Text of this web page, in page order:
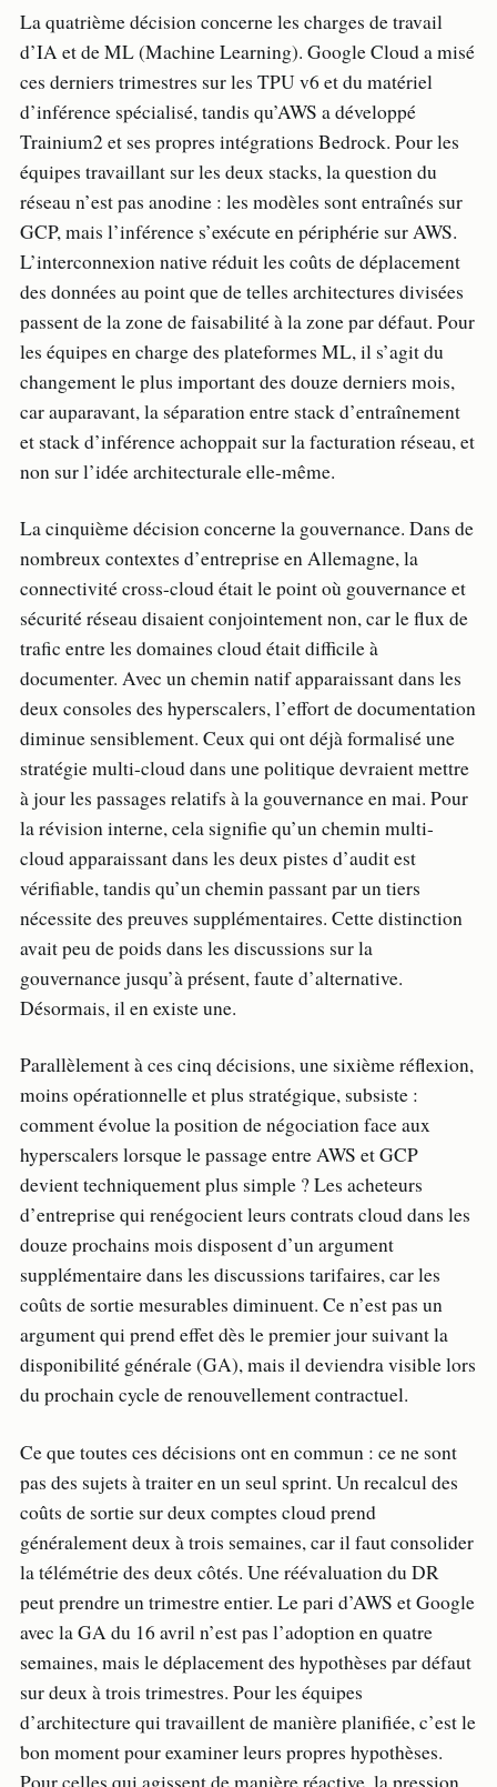
La quatrième décision concerne les charges de travail
d’IA et de ML (Machine Learning). Google Cloud a misé
ces derniers trimestres sur les TPU v6 et du matériel
d’inférence spécialisé, tandis qu’AWS a développé
Trainium2 et ses propres intégrations Bedrock. Pour les
équipes travaillant sur les deux stacks, la question du
réseau n’est pas anodine : les modèles sont entraînés sur
GCP, mais l’inférence s’exécute en périphérie sur AWS.
L’interconnexion native réduit les coûts de déplacement
des données au point que de telles architectures divisées
passent de la zone de faisabilité à la zone par défaut. Pour
les équipes en charge des plateformes ML, il s’agit du
changement le plus important des douze derniers mois,
car auparavant, la séparation entre stack d’entraînement
et stack d’inférence achoppait sur la facturation réseau, et
non sur l’idée architecturale elle-même.
La cinquième décision concerne la gouvernance. Dans de
nombreux contextes d’entreprise en Allemagne, la
connectivité cross-cloud était le point où gouvernance et
sécurité réseau disaient conjointement non, car le flux de
trafic entre les domaines cloud était difficile à
documenter. Avec un chemin natif apparaissant dans les
deux consoles des hyperscalers, l’effort de documentation
diminue sensiblement. Ceux qui ont déjà formalisé une
stratégie multi-cloud dans une politique devraient mettre
à jour les passages relatifs à la gouvernance en mai. Pour
la révision interne, cela signifie qu’un chemin multi-
cloud apparaissant dans les deux pistes d’audit est
vérifiable, tandis qu’un chemin passant par un tiers
nécessite des preuves supplémentaires. Cette distinction
avait peu de poids dans les discussions sur la
gouvernance jusqu’à présent, faute d’alternative.
Désormais, il en existe une.
Parallèlement à ces cinq décisions, une sixième réflexion,
moins opérationnelle et plus stratégique, subsiste :
comment évolue la position de négociation face aux
hyperscalers lorsque le passage entre AWS et GCP
devient techniquement plus simple ? Les acheteurs
d’entreprise qui renégocient leurs contrats cloud dans les
douze prochains mois disposent d’un argument
supplémentaire dans les discussions tarifaires, car les
coûts de sortie mesurables diminuent. Ce n’est pas un
argument qui prend effet dès le premier jour suivant la
disponibilité générale (GA), mais il deviendra visible lors
du prochain cycle de renouvellement contractuel.
Ce que toutes ces décisions ont en commun : ce ne sont
pas des sujets à traiter en un seul sprint. Un recalcul des
coûts de sortie sur deux comptes cloud prend
généralement deux à trois semaines, car il faut consolider
la télémétrie des deux côtés. Une réévaluation du DR
peut prendre un trimestre entier. Le pari d’AWS et Google
avec la GA du 16 avril n’est pas l’adoption en quatre
semaines, mais le déplacement des hypothèses par défaut
sur deux à trois trimestres. Pour les équipes
d’architecture qui travaillent de manière planifiée, c’est le
bon moment pour examiner leurs propres hypothèses.
Pour celles qui agissent de manière réactive, la pression